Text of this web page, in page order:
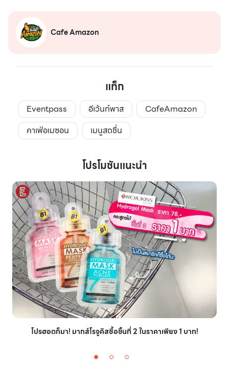
Cafe Amazon
แท็ก
Eventpass อีเว้นท์พาส
CafeAmazon
คาเฟ่อเมซอน
เมนูสดชื่น
โปรโมชันแนะนำ
โปรฮอตก็มา! มากส์โรจูคิสซื้อชิ้นที่ 2 ในราคาเพียง 1 บาท!